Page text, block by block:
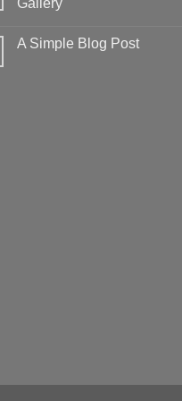
Gallery
A Simple Blog Post